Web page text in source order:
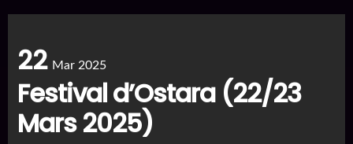
22 Mar 2025
Festival d’Ostara (22/23
Mars 2025)